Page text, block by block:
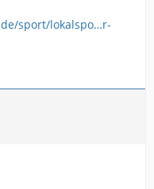
sport/lokalspo…r-